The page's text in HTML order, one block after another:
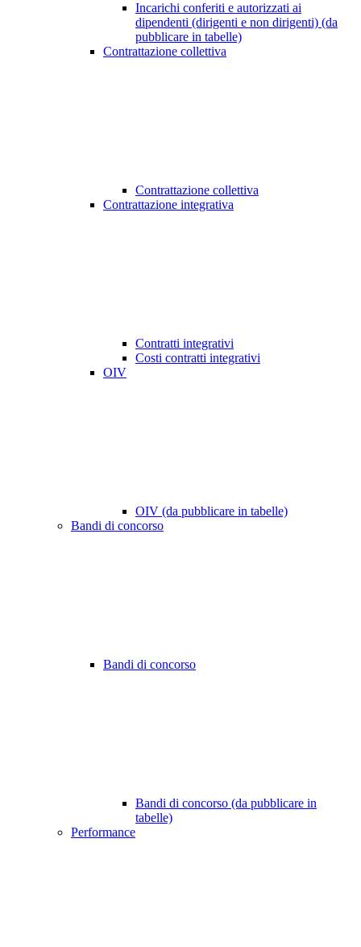
Incarichi conferiti e autorizzati ai
dipendenti (dirigenti e non dirigenti) (da
pubblicare in tabelle)
Contrattazione collettiva
Contrattazione collettiva
Contrattazione integrativa
Contratti integrativi
Costi contratti integrativi
OIV
OIV (da pubblicare in tabelle)
Bandi di concorso
Bandi di concorso
Bandi di concorso (da pubblicare in
tabelle)
Performance